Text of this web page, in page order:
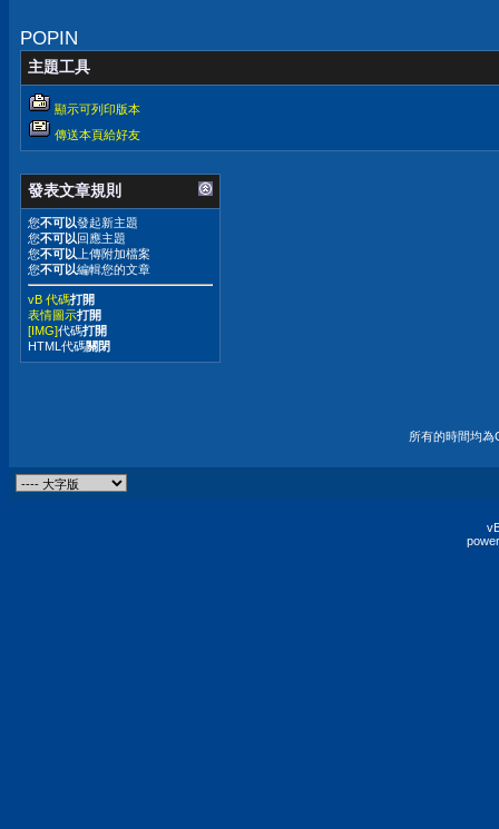
POPIN
主題工具
顯示可列印版本
傳送本頁給好友
發表文章規則
您不可以發起新主題
您不可以回應主題
您不可以 上傳附加檔案
您不可以編輯您的文章
vB 代碼打開
表情圖示打開
[IMG]代碼打開
HTML代碼關閉
所有的時間均為